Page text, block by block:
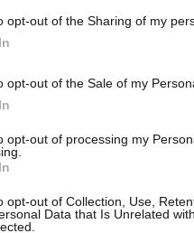
opt-out of the Sharing of my
opt-out of the Sale of my
opt-out of processing my
opt-out of Collection, Use,
Data that Is Unrelated
αγγλόφωνα παιδιά